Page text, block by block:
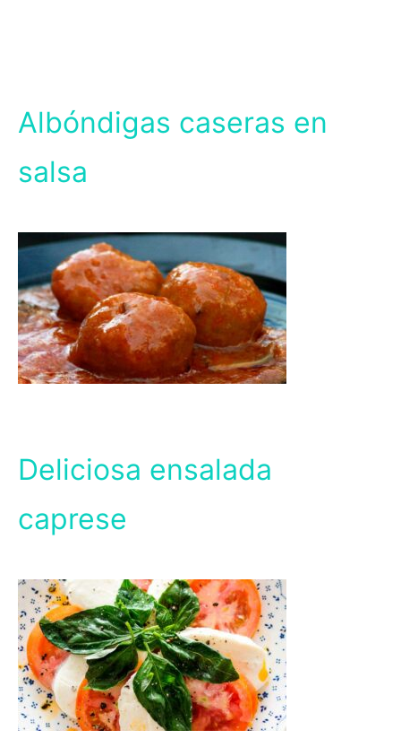
Albóndigas caseras en
salsa
Deliciosa ensalada
caprese